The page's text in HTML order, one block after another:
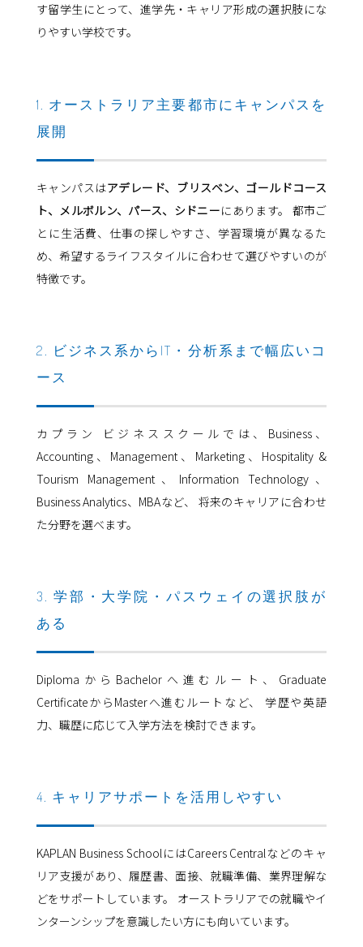
す留学生にとって、進学先・キャリア形成の選択肢にな
りやすい学校です。
1. オーストラリア主要都市にキャンパスを
展開
キャンパスはアデレード、ブリスベン、ゴールドコース
ト、メルボルン、パース、シドニーにあります。 都市ご
とに生活費、仕事の探しやすさ、学習環境が異なるた
め、希望するライフスタイルに合わせて選びやすいのが
特徴です。
2. ビジネス系からIT・分析系まで幅広いコ
ース
カプラン ビジネススクールでは、Business、
Accounting、Management、Marketing、Hospitality &
Tourism Management、Information Technology、
Business Analytics、MBAなど、 将来のキャリアに合わせ
た分野を選べます。
3. 学部・大学院・パスウェイの選択肢が
ある
DiplomaからBachelorへ進むルート、Graduate
CertificateからMasterへ進むルートなど、 学歴や英語
力、職歴に応じて入学方法を検討できます。
4. キャリアサポートを活用しやすい
KAPLAN Business SchoolにはCareers Centralなどのキャ
リア支援があり、履歴書、面接、就職準備、業界理解な
どをサポートしています。 オーストラリアでの就職やイ
ンターンシップを意識したい方にも向いています。